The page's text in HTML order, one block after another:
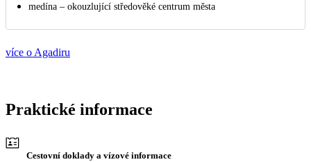
medína – okouzlující středověké centrum města
více o Agadiru
Praktické informace
Cestovní doklady a vízové informace